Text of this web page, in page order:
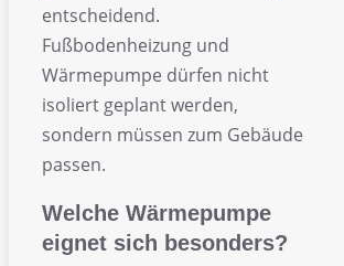
entscheidend.
Fußbodenheizung und
Wärmepumpe dürfen nicht
isoliert geplant werden,
sondern müssen zum Gebäude
passen.
Welche Wärmepumpe
eignet sich besonders?